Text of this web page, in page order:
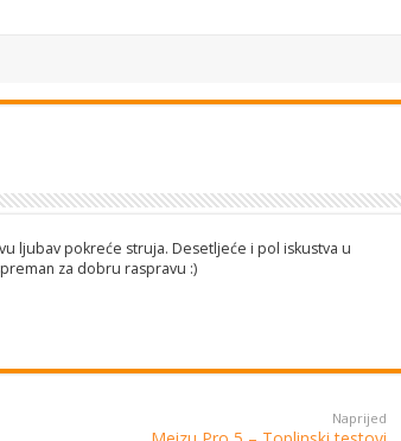
ljubav pokreće struja. Desetljeće i pol iskustva u
za dobru raspravu :)
Naprijed